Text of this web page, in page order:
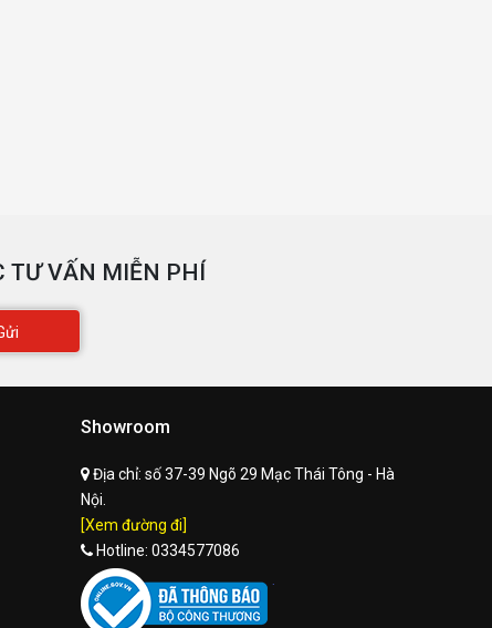
TƯ VẤN MIỄN PHÍ
Showroom
Địa chỉ: số 37-39 Ngõ 29 Mạc Thái Tông - Hà
Nội.
[Xem đường đi]
Hotline: 0334577086